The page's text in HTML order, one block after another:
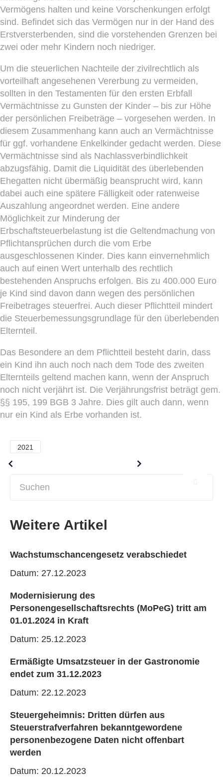
Vermögens halten und keine Vorschenkungen erfolgt
sind. Befindet sich das Vermögen nur in der Hand des
Erstversterbenden, sind die vorstehenden Grenzen bei
zwei oder mehr Kindern noch niedriger.
Um die steuerlichen Nachteile der zivilrechtlich als
vorteilhaft angesehenen Vererbung zu vermeiden,
sollten in den Testamenten für den ersten Erbfall
Vermächtnisse zu Gunsten der Kinder – bis zur Höhe
der persönlichen Freibeträge – vorgesehen werden. In
diesem Zusammenhang kann auch an Vermächtnisse
für ggf. vorhandene Enkelkinder gedacht werden. Diese
Vermächtnisse sind als Nachlassverbindlichkeit
abzugsfähig. Damit die Liquidität des überlebenden
Ehegatten nicht übermäßig beansprucht wird, kann
dabei auch eine spätere Fälligkeit oder ratenweise
Auszahlung angeordnet werden. Eine andere
Möglichkeit zur Minderung der
Erbschaftsteuerbelastung ist die Geltendmachung von
Pflichtansprüchen durch die vom Erbe
ausgeschlossenen Kinder. Dies kann einvernehmlich
auch auf einen Wert unterhalb des rechtlich
bestehenden Anspruchs erfolgen. Bis zu 400.000 Euro
je Kind sind davon dann wegen des persönlichen
Freibetrages steuerfrei. Auch dieser Pflichtteil mindert
die Steuerbemessungsgrundlage für den überlebenden
Elternteil.
Das Besondere an dem Pflichtteil besteht darin, dass
ein Kind ihn auch noch nach dem Tode des zweiten
Elternteils geltend machen kann, wenn der Anspruch
noch nicht verjährt ist. Die Verjährungsfrist beträgt gem.
§§ 195, 199 BGB 3 Jahre. Dies gilt auch dann, wenn
nur ein Kind als Erbe vorhanden ist.
2021
Weitere Artikel
Wachstumschancengesetz verabschiedet
Datum: 27.12.2023
Modernisierung des
Personengesellschaftsrechts (MoPeG) tritt am
01.01.2024 in Kraft
Datum: 25.12.2023
Ermäßigte Umsatzsteuer in der Gastronomie
endet zum 31.12.2023
Datum: 22.12.2023
Steuergeheimnis: Dritten dürfen aus
Steuerstrafverfahren bekanntgewordene
personenbezogene Daten nicht offenbart
werden
Datum: 20.12.2023